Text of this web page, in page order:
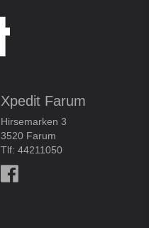
Xpedit Farum
Hirsemarken 3
3520 Farum
Tlf: 44211050